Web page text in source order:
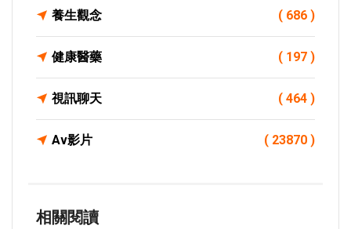
養生觀念 ( 686 )
健康醫藥 ( 197 )
視訊聊天 ( 464 )
Av影片 ( 23870 )
相關閱讀